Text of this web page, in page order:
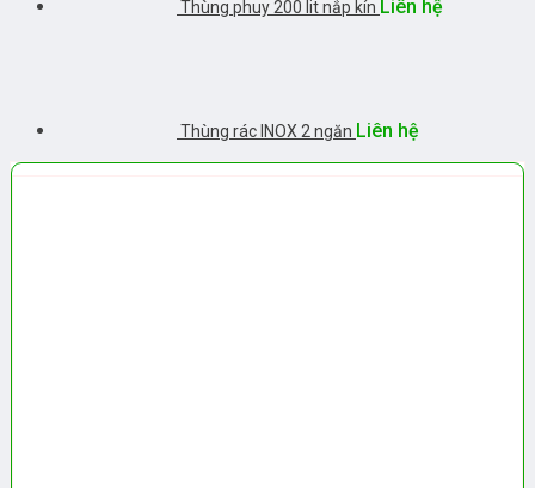
Thùng phuy 200 lit nắp kín Liên hệ
Thùng rác INOX 2 ngăn Liên hệ